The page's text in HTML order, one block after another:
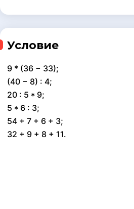
Условие
9 * (36 − 33);
(40 − 8) : 4;
20 : 5 * 9;
5 * 6 : 3;
54 + 7 + 6 + 3;
32 + 9 + 8 + 11.